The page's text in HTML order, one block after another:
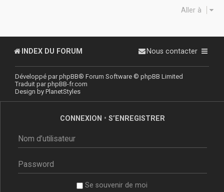
Aller à
INDEX DU FORUM Nous contacter
Développé parphpBB® Forum Software © phpBB Limited
Traduit parphpBB-fr.com
Design by PlanetStyles
CONNEXION • S’ENREGISTRER
Se souvenir de moi